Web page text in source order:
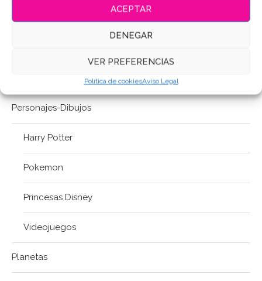
ACEPTAR
DENEGAR
VER PREFERENCIAS
Política de cookiesAviso Legal
Música
Pascua / S. Santa
Personajes-Dibujos
Harry Potter
Pokemon
Princesas Disney
Videojuegos
Planetas